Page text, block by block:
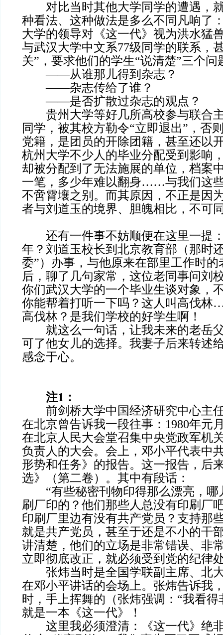
对比当时其他大学同学的遭遇，
种看法、这种做法是多么不同凡响了
大学的领导对《这一代》视为洪水猛
与武汉大学中文系77级同学的联系，
关”，要求他们的学生“说清楚”三个问
——从谁那儿得到杂志？
——杂志传给了谁？
——是否扩散过杂志的观点？
贵州大学等好几所高校参与联合
同学，被其校方勒令“立即退出”，否
党籍，是团员的开除团籍，甚至还以
杭州大学不少人的毕业分配受到影响
却被分配到了无法施展的单位，档案
一笔，多少年难以翻身……与我们这
不啻霄壤之别。而其原因，不正是因
者与刘道玉的境界、胆魄相比，不可
还有一件事不妨顺便在这里一提
年？刘道玉校长到北京教育部（那时
委”）办事，与他原来在部里工作时
后，聊了几句家常，这位老同事问刘
你们武汉大学的一个毕业生谈对象，
你能帮着打听一下吗？这人叫高伐
高伐林？是我们学校的好学生啊！
就这么一句话，让我未来的老岳
可了他女儿的选择。我妻子后来转述
感念于心。
注1：
前剑桥大学中国经济研究中心主任
在北京曾告诉我一段往事：1980年元
在北京人民大会堂召集中央党政军机
负责人的大会。会上，邓小平代表中
形势和任务》的报告。这一报告，后
选》（第二卷）。其中有段话：
“有些秘密刊物印得那么漂亮，哪
刷厂印的？他们那些人总没有印刷厂
印刷厂里边有没有共产党员？支持那
就是共产党员，甚至于还是不小的干
讲清楚，他们的立场是非常错误、非
立即彻底改正，就必须受到党的纪律
张炜当时是全国学联副主席、北
在邓小平讲话的会场上。张炜告诉我
时，手上挥舞的（张炜强调：“我看得
就是一本《这一代》！
这里我必须澄清：《这一代》绝